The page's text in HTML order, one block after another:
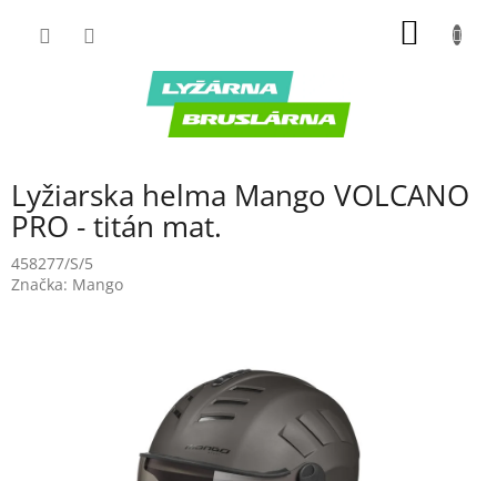
Lyžiarska helma Mango VOLCANO
PRO - titán mat.
458277/S/5
Značka: Mango